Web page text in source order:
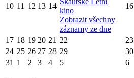
10 11 12 13 14
kino
Zobrazit všechny
záznamy ze dne
16
17 18 19 20 21 22
23
24 25 26 27 28 29
30
31 1 2 3 4 5 6